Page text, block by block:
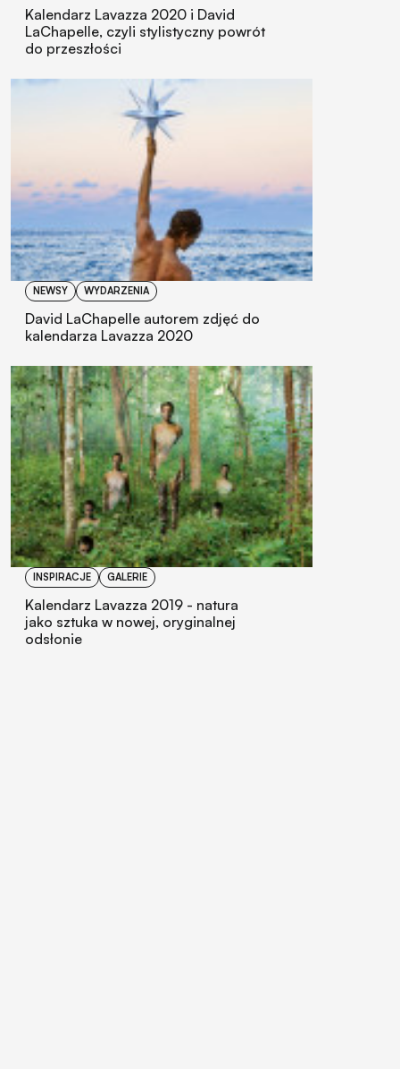
Kalendarz Lavazza 2020 i David
LaChapelle, czyli stylistyczny powrót
do przeszłości
NEWSY WYDARZENIA
David LaChapelle autorem zdjęć do
kalendarza Lavazza 2020
INSPIRACJE GALERIE
Kalendarz Lavazza 2019 - natura
jako sztuka w nowej, oryginalnej
odsłonie